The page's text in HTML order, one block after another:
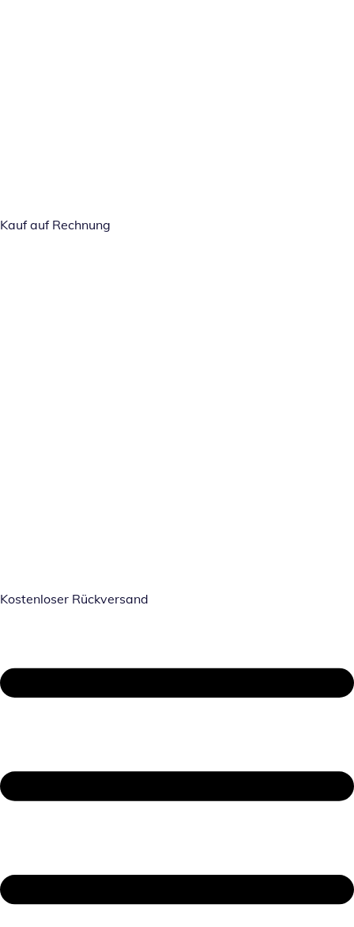
Kauf auf Rechnung
Kostenloser Rückversand